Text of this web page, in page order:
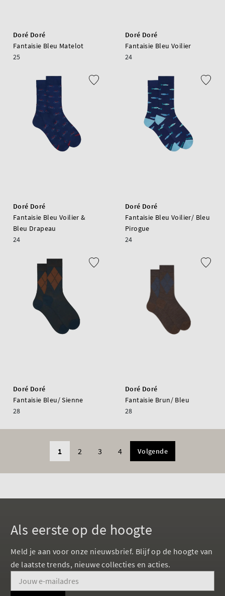
Doré Doré
Fantaisie Bleu Matelot
25
Doré Doré
Fantaisie Bleu Voilier
24
Doré Doré
Fantaisie Bleu Voilier &
Bleu Drapeau
24
Doré Doré
Fantaisie Bleu Voilier/ Bleu
Pirogue
24
Doré Doré
Fantaisie Bleu/ Sienne
28
Doré Doré
Fantaisie Brun/ Bleu
28
1 2 3 4 Volgende
Als eerste op de hoogte
Meld je aan voor onze nieuwsbrief. Blijf op de hoogte van
de laatste trends, nieuwe collecties en acties.